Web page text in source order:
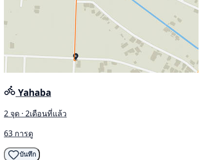
Yahaba
2 จุด · 2เดือนที่แล้ว
63 การดู
บันทึก